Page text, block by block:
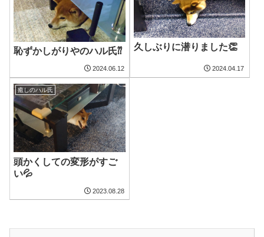
恥ずかしがりやのハル氏⁇
2024.06.12
久しぶりに潜りました👏
2024.04.17
癒しのハル氏
頭かくしての変形がすご
い💦
2023.08.28